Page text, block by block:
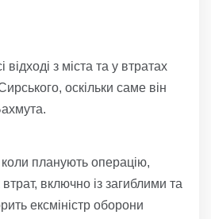
відході з міста та у втратах
оскільки саме він
коли планують операцію,
включно із загиблими та
ексміністр оборони